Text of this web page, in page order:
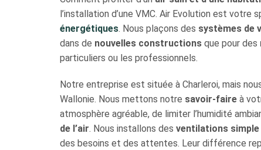
l’installation d’une VMC. Air Evolution est votre
énergétiques. Nous plaçons des systèmes de
dans de nouvelles constructions que pour des
particuliers ou les professionnels.
Notre entreprise est située à Charleroi, mais
Wallonie. Nous mettons notre savoir-faire à
atmosphère agréable, de limiter l’humidité
de l’air. Nous installons des ventilations
des besoins et des attentes. Leur différence